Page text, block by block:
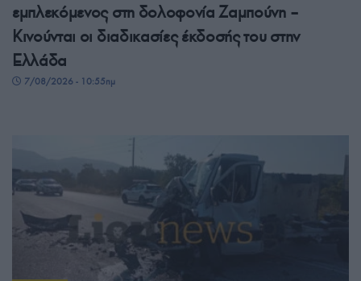
εμπλεκόμενος στη δολοφονία Ζαμπούνη –
Κινούνται οι διαδικασίες έκδοσής του στην
Ελλάδα
7/08/2026 - 10:55πμ